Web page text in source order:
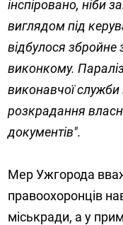
інспіровано, ніби
виглядом під
відбулося збройне
виконкому.
виконавчої служби
розкрадання
документів".
Мер Ужгорода
правоохоронців
міськради, а у